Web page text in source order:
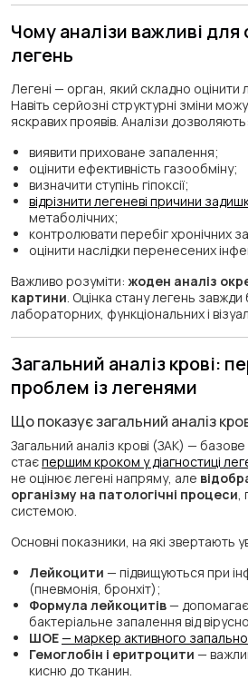
Чому аналізи важливі для
легень
Легені — орган, який складно
Навіть серйозні структурні зміни
яскравих проявів. Аналізи дозволяють:
виявити приховане запалення;
оцінити ефективність газообміну;
визначити ступінь гіпоксії;
відрізнити легеневі причини
метаболічних;
контролювати перебіг хронічних
оцінити наслідки перенесених
Важливо розуміти: жоден аналіз
картини . Оцінка стану легень
лабораторних, функціональних і
Загальний аналіз крові:
проблем із легенями
Що показує загальний аналіз
Загальний аналіз крові (ЗАК) —
стаєпершим кроком у діагностиці
не оцінює легені напряму, але
організму на патологічні процеси
системою.
Основні показники, на які звертають
Лейкоцити — підвищуються при
(пневмонія, бронхіт);
Формула лейкоцитів— допомагає
бактеріальне запалення від
ШОЕ— маркер активного
Гемоглобін і еритроцити —
кисню до тканин.